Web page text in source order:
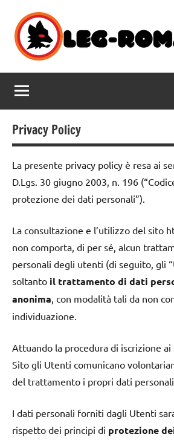
contenuto
Leg-
Roma.org
notizie
dal
web
Privacy Policy
La presente privacy policy è resa ai
D.Lgs. 30 giugno 2003, n. 196
protezione dei dati personali”).
La consultazione e l’utilizzo del sito
non comporta, di per sé, alcun
personali degli utenti (di seguito, gli
soltanto il trattamento di dati
anonima , con modalità tali da non
individuazione.
Attuando la procedura di iscrizione
Sito gli Utenti comunicano
del trattamento i propri dati personali.
I dati personali forniti dagli Utenti
rispetto dei principi di protezione